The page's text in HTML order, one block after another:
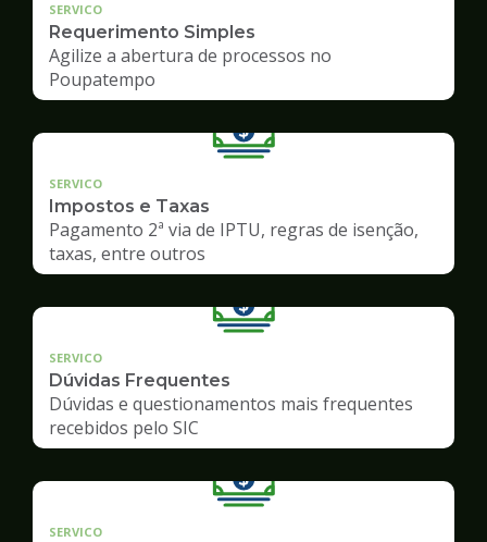
SERVICO
Requerimento Simples
Agilize a abertura de processos no
Poupatempo
SERVICO
Impostos e Taxas
Pagamento 2ª via de IPTU, regras de isenção,
taxas, entre outros
SERVICO
Dúvidas Frequentes
Dúvidas e questionamentos mais frequentes
recebidos pelo SIC
SERVICO